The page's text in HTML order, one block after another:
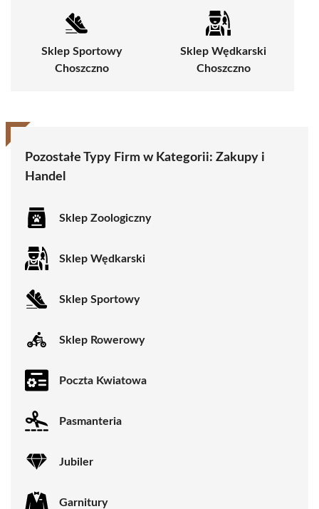
Sklep Sportowy
Choszczno
Sklep Wędkarski
Choszczno
Pozostałe Typy Firm w Kategorii: Zakupy i
Handel
Sklep Zoologiczny
Sklep Wędkarski
Sklep Sportowy
Sklep Rowerowy
Poczta Kwiatowa
Pasmanteria
Jubiler
Garnitury